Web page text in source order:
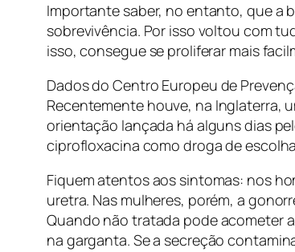
Importante saber, no entanto, que a
sobrevivência. Por isso voltou com
isso, consegue se proliferar mais
Dados do Centro Europeu de
Recentemente houve, na Inglaterra,
orientação lançada há alguns dias
ciprofloxacina como droga de
Fiquem atentos aos sintomas: nos
uretra. Nas mulheres, porém, a
Quando não tratada pode acometer
na garganta. Se a secreção